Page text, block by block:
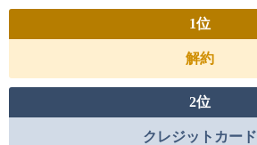
解約
クレジットカード